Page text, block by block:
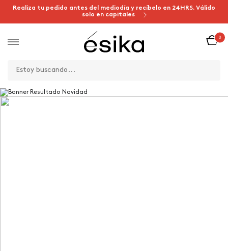
Realiza tu pedido antes del mediodía y recíbelo en 24HRS. Válido
solo en capitales
0